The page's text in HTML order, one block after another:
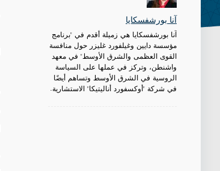
آنا بورشفسكايا
آنا بورشفسكايا هي زميلة أقدم في "برنامج
مؤسسة دايين وغيلفورد غليزر حول منافسة
القوى العظمى والشرق الأوسط" في معهد
واشنطن، وتركز في عملها على السياسة
الروسية في الشرق الأوسط وتساهم أيضًا
في شركة "أوكسفورد أناليتيكا" الاستشارية.